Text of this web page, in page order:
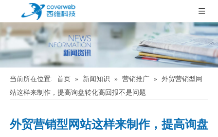
当前所在位置: 首页 » 新闻知识 » 营销推广 »
外贸营销型网
站这样来制作，提高询盘转化高回报不是问题
外贸营销型网站这样来制作，提高询盘